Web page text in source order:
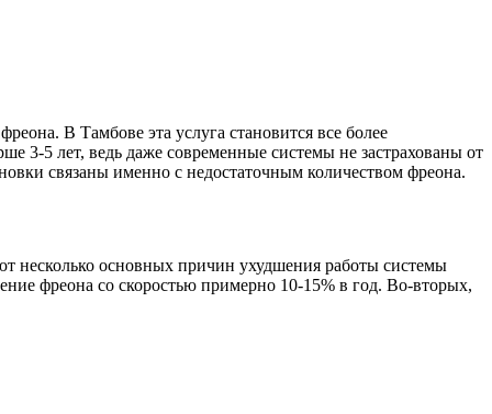
В Тамбове эта услуга становится все более
3-5 лет, ведь даже современные системы не застрахованы от
связаны именно с недостаточным количеством фреона.
несколько основных причин ухудшения работы системы
фреона со скоростью примерно 10-15% в год. Во-вторых,